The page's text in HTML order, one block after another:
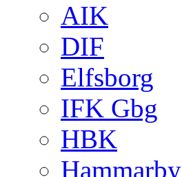
AIK
DIF
Elfsborg
IFK Gbg
HBK
Hammarby